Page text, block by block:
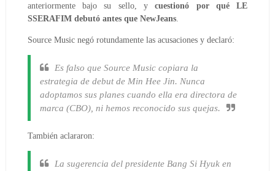
anteriormente bajo su sello, ycuestionó por qué LE
SSERAFIM debutó antes que NewJeans.
Source Music negó rotundamente las acusaciones y declaró:
Es falso que Source Music copiara la
estrategia de debut de Min Hee Jin. Nunca
adoptamos sus planes cuando ella era directora de
marca (CBO), ni hemos reconocido sus quejas.
También aclararon:
La sugerencia del presidente Bang Si Hyuk en